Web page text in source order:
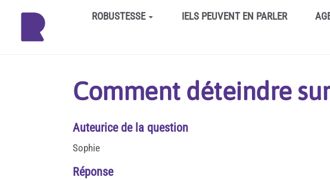
Aller au contenu principalROBUSTESSE IELS PEUVENT EN PARLER
Comment déteindre
Auteurice de la question
Sophie
Réponse